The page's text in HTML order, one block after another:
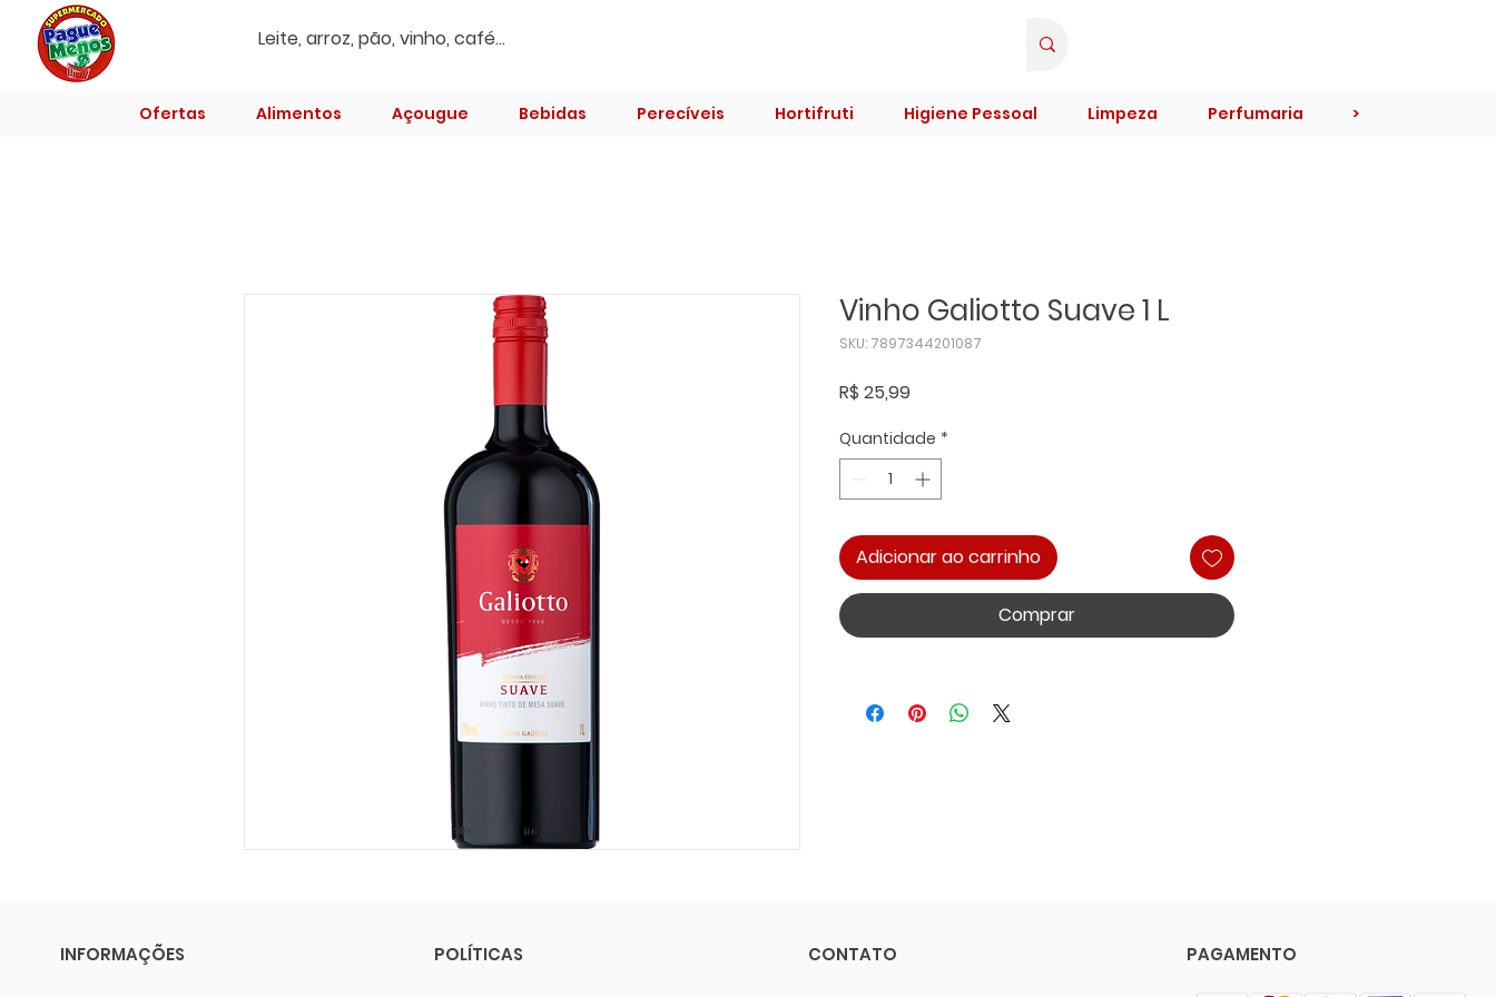
Ofertas Alimentos Açougue Bebidas Perecíveis Hortifruti Higiene Pessoal Limpeza Perfumaria >
Vinho Galiotto Suave 1 L
SKU: 7897344201087
R$ 25,99Preço
Quantidade *
Adicionar ao carrinho
Comprar
INFORMAÇÕES POLÍTICAS CONTATO PAGAMENTO